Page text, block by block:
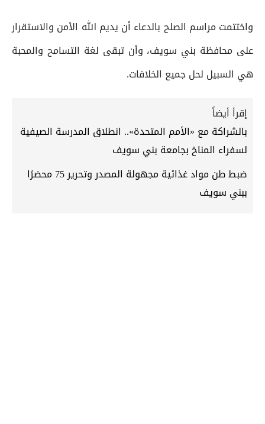
واختتمت مراسم الصلح بالدعاء أن يديم الله الأمن والاستقرار
على محافظة بني سويف، وأن تبقى لغة التسامح والمحبة
هي السبيل لحل جميع الخلافات.
إقرأ أيضاً
بالشراكة مع «الأمم المتحدة».. انطلاق المدرسة الصيفية
لسفراء المناخ بجامعة بني سويف
ضبط طن مواد غذائية مجهولة المصدر وتحرير 75 محضرًا
ببني سويف